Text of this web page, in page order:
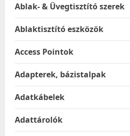
Ablak- & Üvegtisztító szerek
Ablaktisztító eszközök
Access Pointok
Adapterek, bázistalpak
Adatkábelek
Adattárolók